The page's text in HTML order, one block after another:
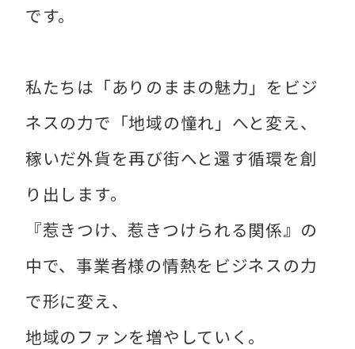
です。
私たちは「ありのままの魅力」をビジ
ネスの力で「地域の憧れ」へと変え、
稼いだ外貨を再び街へと還す循環を創
り出します。
『惹きつけ、惹きつけられる関係』の
中で、事業者様の情熱をビジネスの力
で形に変え、
地域のファンを増やしていく。